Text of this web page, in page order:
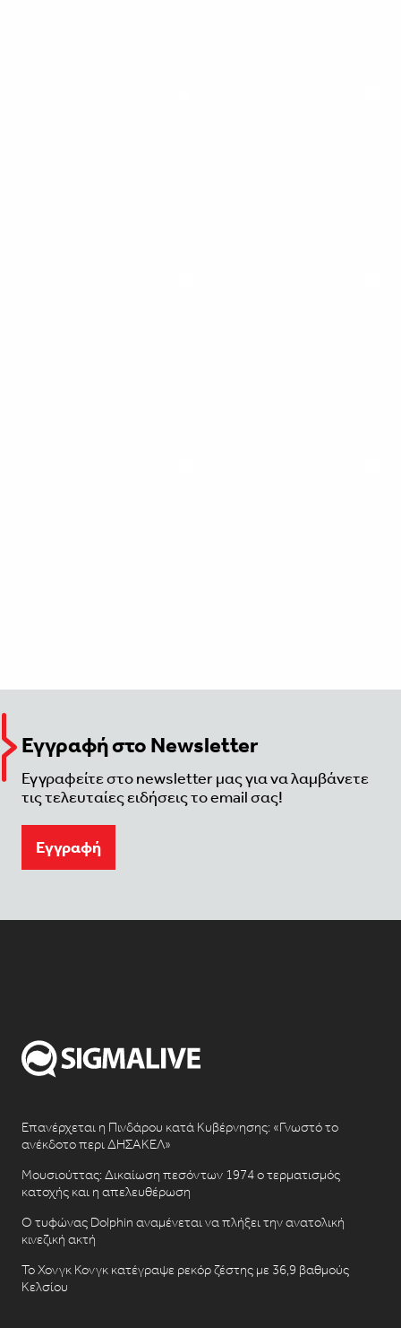
Εγγραφή στο Newsletter
Εγγραφείτε στο newsletter μας για να λαμβάνετε
τις τελευταίες ειδήσεις το email σας!
Eγγραφή
Επανέρχεται η Πινδάρου κατά Κυβέρνησης: «Γνωστό το
ανέκδοτο περι ΔΗΣΑΚΕΛ»
Μουσιούττας: Δικαίωση πεσόντων 1974 ο τερματισμός
κατοχής και η απελευθέρωση
Ο τυφώνας Dolphin αναμένεται να πλήξει την ανατολική
κινεζική ακτή
Το Χονγκ Κονγκ κατέγραψε ρεκόρ ζέστης με 36,9 βαθμούς
Κελσίου